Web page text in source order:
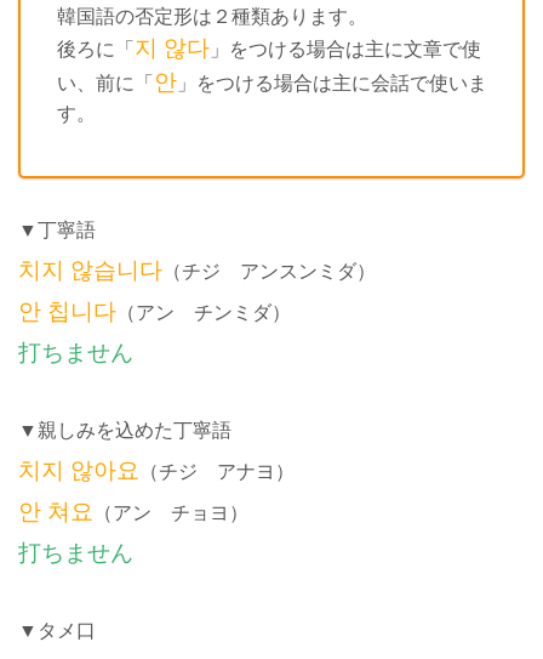
韓国語の否定形は２種類あります。
後ろに「지 않다 」をつける場合は主に文章で使
い、前に「안 」をつける場合は主に会話で使いま
す。
▼丁寧語
치지 않습니다 （チジ アンスンミダ）
안 칩니다 （アン チンミダ）
打ちません
▼親しみを込めた丁寧語
치지 않아요 （チジ アナヨ）
안 쳐요 （アン チョヨ）
打ちません
▼タメ口